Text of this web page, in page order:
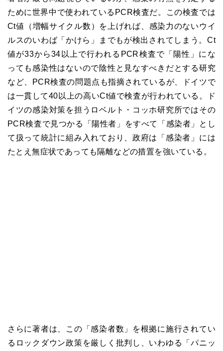
ために世界中で使われているPCR検査だ。この検査では
Ct値（増幅サイクル数）を上げれば、感染力のないウイ
ルスのいわば「かけら」までもが検出されてしまう。Ct
値が33から34以上で行われるPCR検査で「陽性」にな
っても感染性はないので陰性と見なすべきだとする研究
など、PCR検査の問題点も指摘されているが、ドイツで
は一貫して40以上の高いCt値で検査が行われている。ド
イツの感染対策を担うロベルト・コッホ研究所ではその
PCR検査で見つかる「陽性者」をすべて「感染者」とし
て扱って統計に組み入れており、政府は「感染者」には
たとえ無症状であっても隔離などの措置を強いている。
さらに著者は、この「感染者数」を根拠に施行されてい
るロックダウン政策を厳しく批判し、いわゆる「パニッ